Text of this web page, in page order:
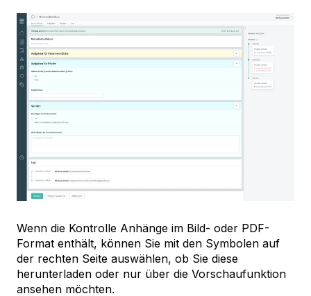
Wenn die Kontrolle Anhänge im Bild- oder PDF-
Format enthält, können Sie mit den Symbolen auf
der rechten Seite auswählen, ob Sie diese
herunterladen oder nur über die Vorschaufunktion
ansehen möchten.